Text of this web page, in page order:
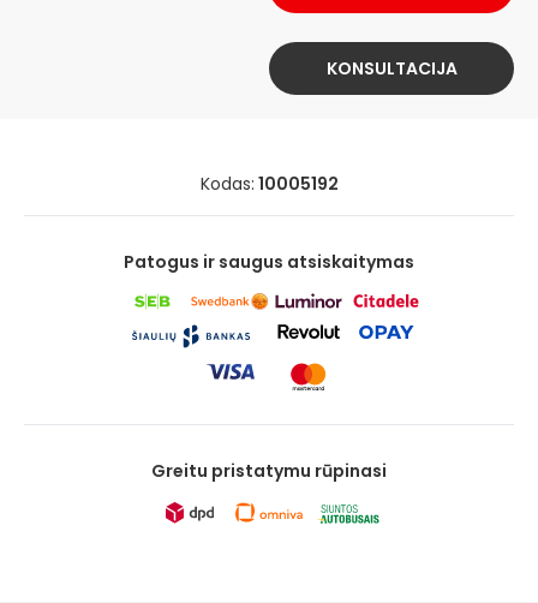
KONSULTACIJA
Kodas: 10005192
Patogus ir saugus atsiskaitymas
Greitu pristatymu rūpinasi